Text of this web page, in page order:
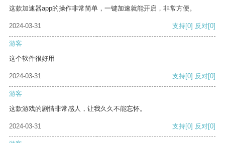
这款加速器app的操作非常简单，一键加速就能开启，非常方便。
2024-03-31 支持[0] 反对[0]
游客
这个软件很好用
2024-03-31 支持[0] 反对[0]
游客
这款游戏的剧情非常感人，让我久久不能忘怀。
2024-03-31 支持[0] 反对[0]